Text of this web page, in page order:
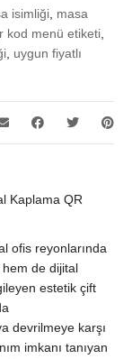
isimliği masa
kod menü etiketi
uygun fiyatlı
Kaplama QR
ofis reyonlarında
de dijital
estetik çift
devrilmeye karşı
imkanı tanıyan